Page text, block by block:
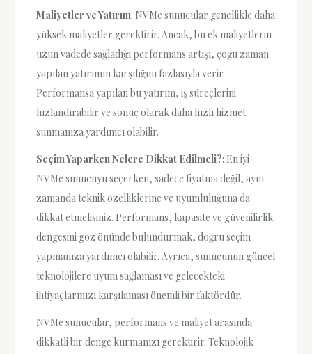
Maliyetler ve Yatırım: NVMe sunucular genellikle daha
yüksek maliyetler gerektirir. Ancak, bu ek maliyetlerin
uzun vadede sağladığı performans artışı, çoğu zaman
yapılan yatırımın karşılığını fazlasıyla verir.
Performansa yapılan bu yatırım, iş süreçlerini
hızlandırabilir ve sonuç olarak daha hızlı hizmet
sunmanıza yardımcı olabilir.
Seçim Yaparken Nelere Dikkat Edilmeli?: En iyi
NVMe sunucuyu seçerken, sadece fiyatına değil, aynı
zamanda teknik özelliklerine ve uyumluluğuna da
dikkat etmelisiniz. Performans, kapasite ve güvenilirlik
dengesini göz önünde bulundurmak, doğru seçim
yapmanıza yardımcı olabilir. Ayrıca, sunucunun güncel
teknolojilere uyum sağlaması ve gelecekteki
ihtiyaçlarınızı karşılaması önemli bir faktördür.
NVMe sunucular, performans ve maliyet arasında
dikkatli bir denge kurmanızı gerektirir. Teknolojik